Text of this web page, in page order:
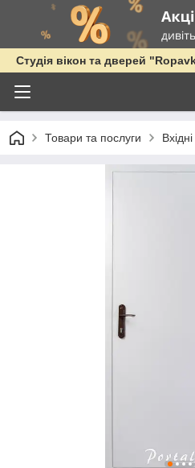
Студія вікон та дверей
Товари та послуги